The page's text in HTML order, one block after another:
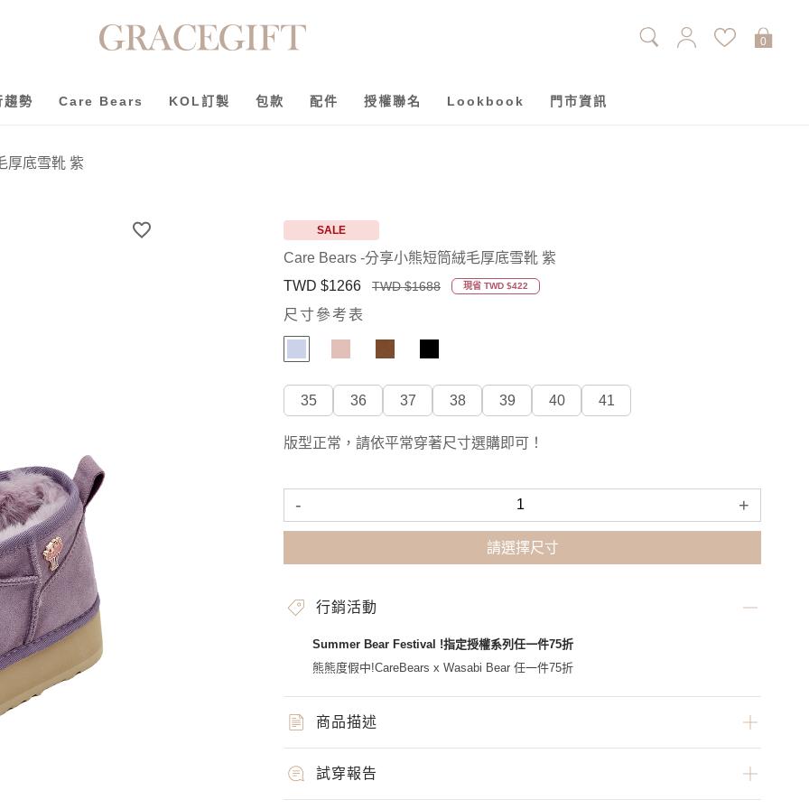
趨勢 Care Bears KOL訂製 包款 配件 授權聯名 Lookbook 門市資訊
厚底雪靴 紫
SALE
Care Bears -分享小熊短筒絨毛厚底雪靴 紫
TWD $1266
TWD $1688 現省 TWD $422
尺寸參考表
35 36 37 38 39 40 41
版型正常，請依平常穿著尺寸選購即可！
- +
請選擇尺寸
行銷活動
Summer Bear Festival !指定授權系列任一件75折
熊熊度假中!CareBears x Wasabi Bear 任一件75折
商品描述
試穿報告
0